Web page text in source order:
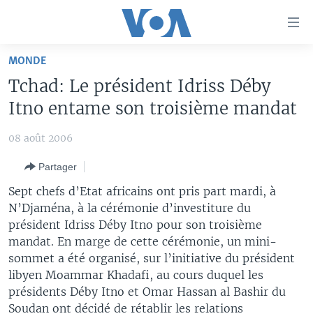
Retour
navigation
Retour
recherche
SPORT
WASHINGTON FORUM
CORRESPONDANT VOA
FOCUS SAHEL
REPORTAGES
VOUS + NOUS
CARNET DE SANTÉ
À VOTRE AVIS
VOTRE SANTÉ VOTRE AVENIR
LE MONDE AU FÉMININ
L'AMÉRIQUE ET VOUS
DIALOGUE DES RELIGIONS
RM SHOW
BAMBARA
FULFULDE
LINGALA
SANGO
Apprenez L'anglais
SUIVEZ-NOUS
Langues
MONDE
Tchad: Le président Idriss Déby
Itno entame son troisième mandat
08 août 2006
Partager
Sept chefs d’Etat africains ont pris part mardi, à
N’Djaména, à la cérémonie d’investiture du
président Idriss Déby Itno pour son troisième
mandat. En marge de cette cérémonie, un mini-
sommet a été organisé, sur l’initiative du président
libyen Moammar Khadafi, au cours duquel les
présidents Déby Itno et Omar Hassan al Bashir du
Soudan ont décidé de rétablir les relations